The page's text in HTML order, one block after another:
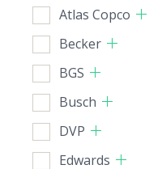
Atlas Copco
Becker
BGS
Busch
DVP
Edwards